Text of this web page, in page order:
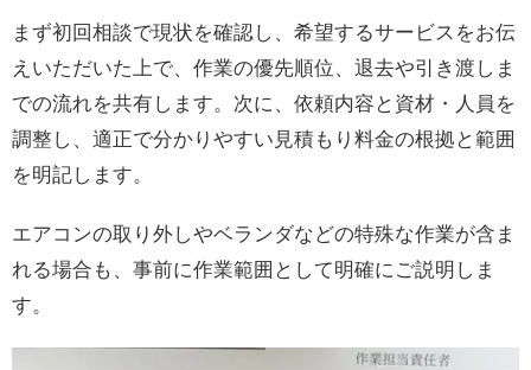
まず初回相談で現状を確認し、希望するサービスをお伝
えいただいた上で、作業の優先順位、退去や引き渡しま
での流れを共有します。次に、依頼内容と資材・人員を
調整し、適正で分かりやすい見積もり料金の根拠と範囲
を明記します。
エアコンの取り外しやベランダなどの特殊な作業が含ま
れる場合も、事前に作業範囲として明確にご説明しま
す。